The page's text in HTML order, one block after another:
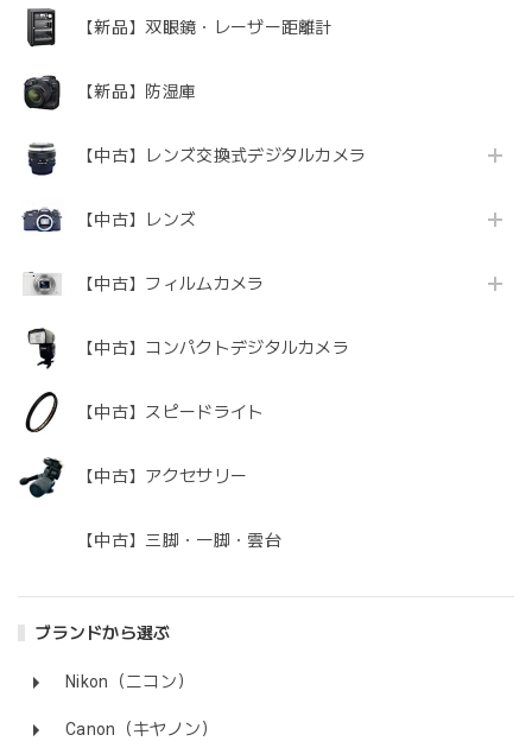
【新品】双眼鏡・レーザー距離計
【新品】防湿庫
【中古】レンズ交換式デジタルカメラ
【中古】レンズ
【中古】フィルムカメラ
【中古】コンパクトデジタルカメラ
【中古】スピードライト
【中古】アクセサリー
【中古】三脚・一脚・雲台
ブランドから選ぶ
Nikon（ニコン）
Canon（キヤノン）